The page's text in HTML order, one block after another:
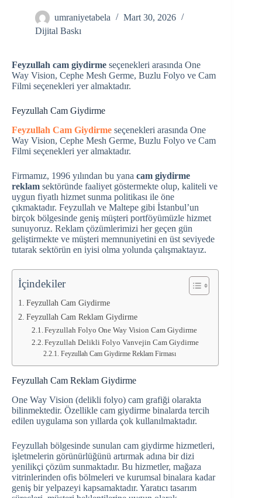
umraniyetabela
Mart 30, 2026
Dijital Baskı
Feyzullah cam giydirme seçenekleri arasında One
Way Vision, Cephe Mesh Germe, Buzlu Folyo ve Cam
Filmi seçenekleri yer almaktadır.
Feyzullah Cam Giydirme
Feyzullah Cam Giydirme seçenekleri arasında One
Way Vision, Cephe Mesh Germe, Buzlu Folyo ve Cam
Filmi seçenekleri yer almaktadır.
Firmamız, 1996 yılından bu yana cam giydirme
reklam sektöründe faaliyet göstermekte olup, kaliteli ve
uygun fiyatlı hizmet sunma politikası ile öne
çıkmaktadır. Feyzullah ve Maltepe gibi İstanbul’un
birçok bölgesinde geniş müşteri portföyümüzle hizmet
sunuyoruz. Reklam çözümlerimizi her geçen gün
geliştirmekte ve müşteri memnuniyetini en üst seviyede
tutarak sektörün en iyisi olma yolunda çalışmaktayız.
İçindekiler
Feyzullah Cam Giydirme
Feyzullah Cam Reklam Giydirme
Feyzullah Folyo One Way Vision Cam Giydirme
Feyzullah Delikli Folyo Vanvejin Cam Giydirme
Feyzullah Cam Giydirme Reklam Firması
Feyzullah Cam Reklam Giydirme
One Way Vision (delikli folyo) cam grafiği olarakta
bilinmektedir. Özellikle cam giydirme binalarda tercih
edilen uygulama son yıllarda çok kullanılmaktadır.
Feyzullah bölgesinde sunulan cam giydirme hizmetleri,
işletmelerin görünürlüğünü artırmak adına bir dizi
yenilikçi çözüm sunmaktadır. Bu hizmetler, mağaza
vitrinlerinden ofis bölmeleri ve kurumsal binalara kadar
geniş bir yelpazeyi kapsamaktadır. Yaratıcı tasarım